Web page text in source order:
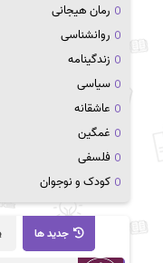
رمان هیجانی
روانشناسی
زندگینامه
سیاسی
عاشقانه
غمگین
فلسفی
کودک و نوجوان
جدید ها